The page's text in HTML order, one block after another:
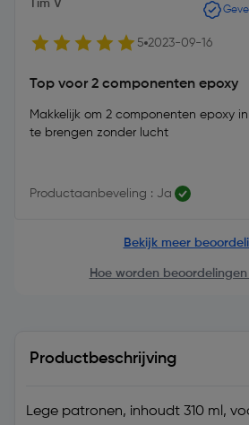
Tim V
5 2023-09-16
Top voor 2 componenten epoxy
Makkelijk om 2 componenten epoxy
te brengen zonder lucht
Productaanbeveling : Ja
Bekijk meer
Hoe worden
Productbeschrijving
Lege patronen, inhoudt 310 ml,